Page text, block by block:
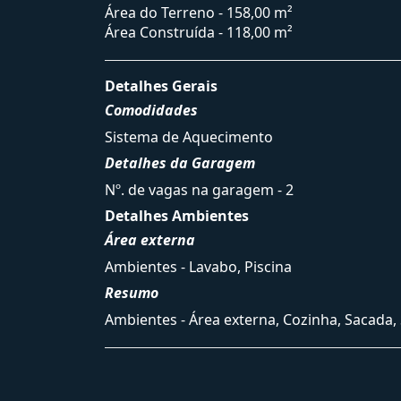
Área do Terreno - 158,00 m²
Área Construída - 118,00 m²
Detalhes Gerais
Comodidades
Sistema de Aquecimento
Detalhes da Garagem
Nº. de vagas na garagem - 2
Detalhes Ambientes
Área externa
Ambientes - Lavabo, Piscina
Resumo
Ambientes - Área externa, Cozinha, Sacada,